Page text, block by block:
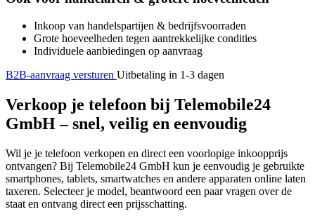
Inkoop van handelspartijen & bedrijfsvoorraden
Grote hoeveelheden tegen aantrekkelijke condities
Individuele aanbiedingen op aanvraag
B2B-aanvraag versturen Uitbetaling in 1-3 dagen
Verkoop je telefoon bij Telemobile24
GmbH – snel, veilig en eenvoudig
Wil je je telefoon verkopen en direct een voorlopige inkoopprijs
ontvangen? Bij Telemobile24 GmbH kun je eenvoudig je gebruikte
smartphones, tablets, smartwatches en andere apparaten online laten
taxeren. Selecteer je model, beantwoord een paar vragen over de
staat en ontvang direct een prijsschatting.